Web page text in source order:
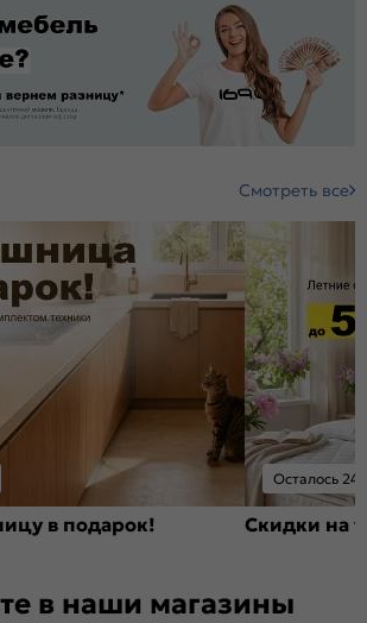
Смотреть все
в подарок!
Осталось 24
Скидки на
в наши магазины